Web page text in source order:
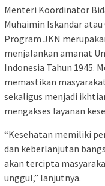
Menteri Koordinator
Muhaimin Iskandar
Program JKN
menjalankan amanat
Indonesia Tahun 1945.
memastikan
sekaligus menjadi
mengakses layanan
“Kesehatan memiliki
dan keberlanjutan
akan tercipta
unggul,” lanjutnya.